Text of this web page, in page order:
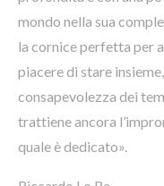
mondo nella sua
la cornice perfetta per
piacere di stare
consapevolezza dei
trattiene ancora
quale è dedicato».